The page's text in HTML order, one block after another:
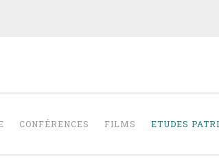
CONFÉRENCES FILMS ETUDES